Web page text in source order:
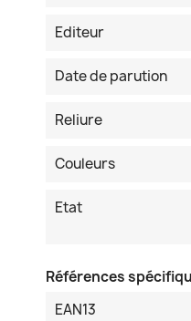
Editeur
Date de parution
Reliure
Couleurs
Etat
Références
EAN13